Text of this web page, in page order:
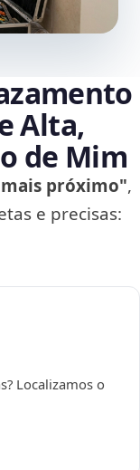
Alta,
de Mim
próximo",
e precisas:
Localizamos o